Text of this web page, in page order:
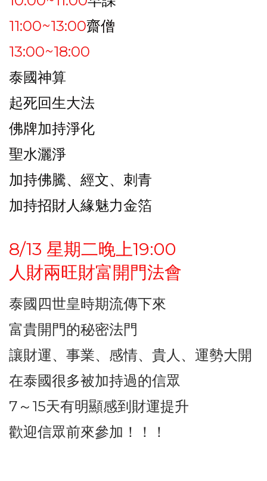
11:00~13:00齋僧
13:00~18:00
泰國神算
起死回生大法
佛牌加持淨化
聖水灑淨
加持佛騰、經文、刺青
加持招財人緣魅力金箔
8/13 星期二晚上19:00
人財兩旺財富開門法會
泰國四世皇時期流傳下來
富貴開門的秘密法門
讓財運、事業、感情、貴人、運勢大開
在泰國很多被加持過的信眾
7～15天有明顯感到財運提升
歡迎信眾前來參加！！！